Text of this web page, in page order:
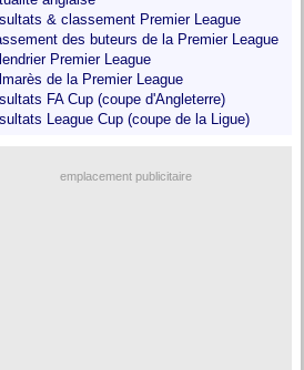
& classement Premier League
des buteurs de la Premier League
Premier League
de la Premier League
FA Cup (coupe d'Angleterre)
League Cup (coupe de la Ligue)
emplacement publicitaire